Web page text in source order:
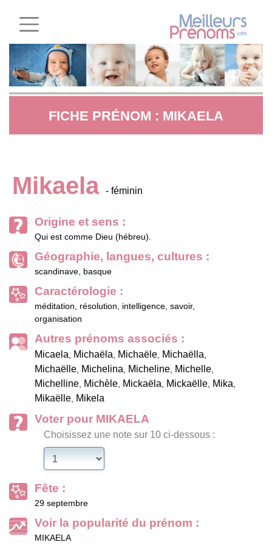
FICHE PRÉNOM : MIKAELA
Mikaela - féminin
Origine et sens :
Qui est comme Dieu (hébreu).
Géographie, langues, cultures :
scandinave, basque
Caractérologie :
méditation, résolution, intelligence, savoir,
organisation
Autres prénoms associés :
Micaela, Michaëla, Michaële, Michaëlla,
Michaëlle, Michelina, Micheline, Michelle,
Michelline, Michèle, Mickaëla, Mickaëlle, Mika,
Mikaëlle, Mikela
Voter pour MIKAELA
Choisissez une note sur 10 ci-dessous :
Fête :
29 septembre
Voir la popularité du prénom :
MIKAELA